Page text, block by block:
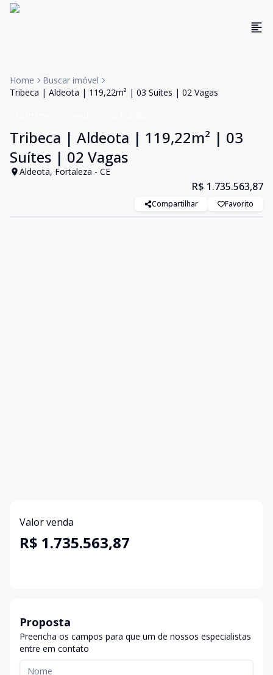
Home
Buscar imóvel
Tribeca | Aldeota | 119,22m² | 03 Suítes | 02 Vagas
Tribeca | Aldeota | 119,22m² | 03
Suítes | 02 Vagas
Aldeota, Fortaleza - CE
R$ 1.735.563,87
Compartilhar Favorito
Valor venda
R$ 1.735.563,87
Proposta
Preencha os campos para que um de nossos especialistas
entre em contato